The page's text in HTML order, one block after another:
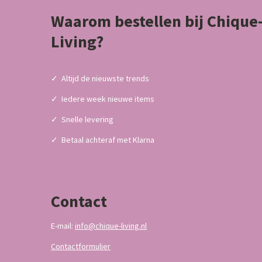
Waarom bestellen bij
Living?
✓ Altijd de nieuwste trends
✓ Iedere week nieuwe items
✓ Snelle levering
✓ Betaal achteraf met Klarna
Contact
E-mail: info@chique-living.nl
Contactformulier